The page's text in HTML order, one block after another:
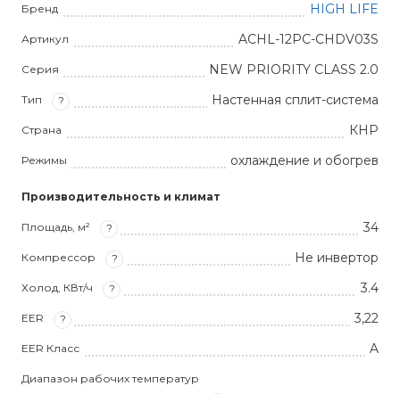
Бренд HIGH LIFE
Артикул ACHL-12PC-CHDV03S
Серия NEW PRIORITY CLASS 2.0
Тип ? Настенная сплит-система
Страна КНР
Режимы охлаждение и обогрев
Производительность и климат
Площадь, м² ? 34
Компрессор ? Не инвертор
Холод, КВт/ч ? 3.4
EER ? 3,22
EER Класс A
Диапазон рабочих температур